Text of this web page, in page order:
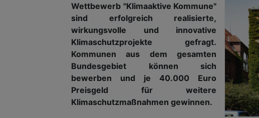
Wettbewerb "Klimaaktive Kommune"
sind erfolgreich realisierte,
wirkungsvolle und innovative
Klimaschutzprojekte gefragt.
Kommunen aus dem gesamten
Bundesgebiet können sich
bewerben und je 40.000 Euro
Preisgeld für weitere
Klimaschutzmaßnahmen gewinnen.